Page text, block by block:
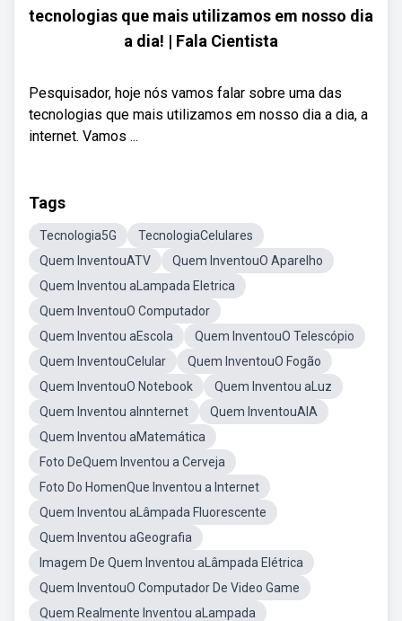
tecnologias que mais utilizamos em nosso dia
a dia! | Fala Cientista
Pesquisador, hoje nós vamos falar sobre uma das
tecnologias que mais utilizamos em nosso dia a dia, a
internet. Vamos ...
Tags
Tecnologia5G
TecnologiaCelulares
Quem InventouATV
Quem InventouO Aparelho
Quem Inventou aLampada Eletrica
Quem InventouO Computador
Quem Inventou aEscola
Quem InventouO Telescópio
Quem InventouCelular
Quem InventouO Fogão
Quem InventouO Notebook
Quem Inventou aLuz
Quem Inventou aInnternet
Quem InventouAIA
Quem Inventou aMatemática
Foto DeQuem Inventou a Cerveja
Foto Do HomenQue Inventou a Internet
Quem Inventou aLâmpada Fluorescente
Quem Inventou aGeografia
Imagem De Quem Inventou aLâmpada Elétrica
Quem InventouO Computador De Video Game
Quem Realmente Inventou aLampada